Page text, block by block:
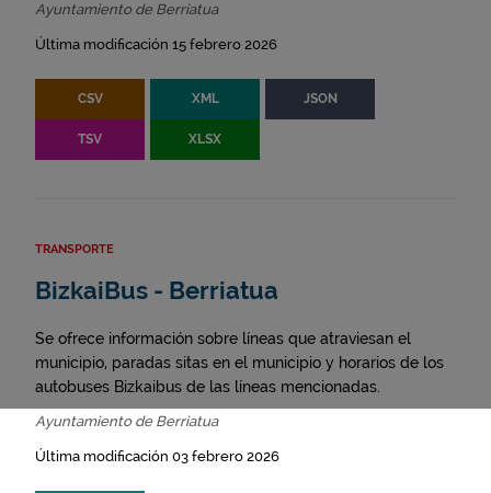
Ayuntamiento de Berriatua
Última modificación 15 febrero 2026
CSV XML JSON
TSV XLSX
TRANSPORTE
BizkaiBus - Berriatua
Se ofrece información sobre líneas que atraviesan el
municipio, paradas sitas en el municipio y horarios de los
autobuses Bizkaibus de las líneas mencionadas.
Ayuntamiento de Berriatua
Última modificación 03 febrero 2026